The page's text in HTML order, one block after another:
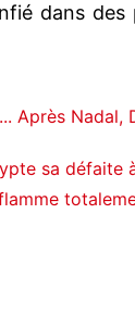
dans des
Après
sa défaite